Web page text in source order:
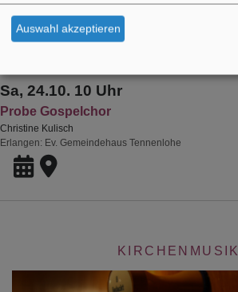
Sa, 24.10. 10 Uhr
Probe Gospelchor
Christine Kulisch
Erlangen
Ev. Gemeindehaus Tennenlohe
KIRCHENMUSIK
Auswahl akzeptieren